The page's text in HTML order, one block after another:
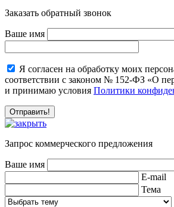
Заказать обратный звонок
Ваше имя
Я согласен на обработку моих
соответствии с законом № 152-ФЗ «О
и принимаю условия Политики
Запрос коммерческого предложения
Ваше имя
E-mail
Тема